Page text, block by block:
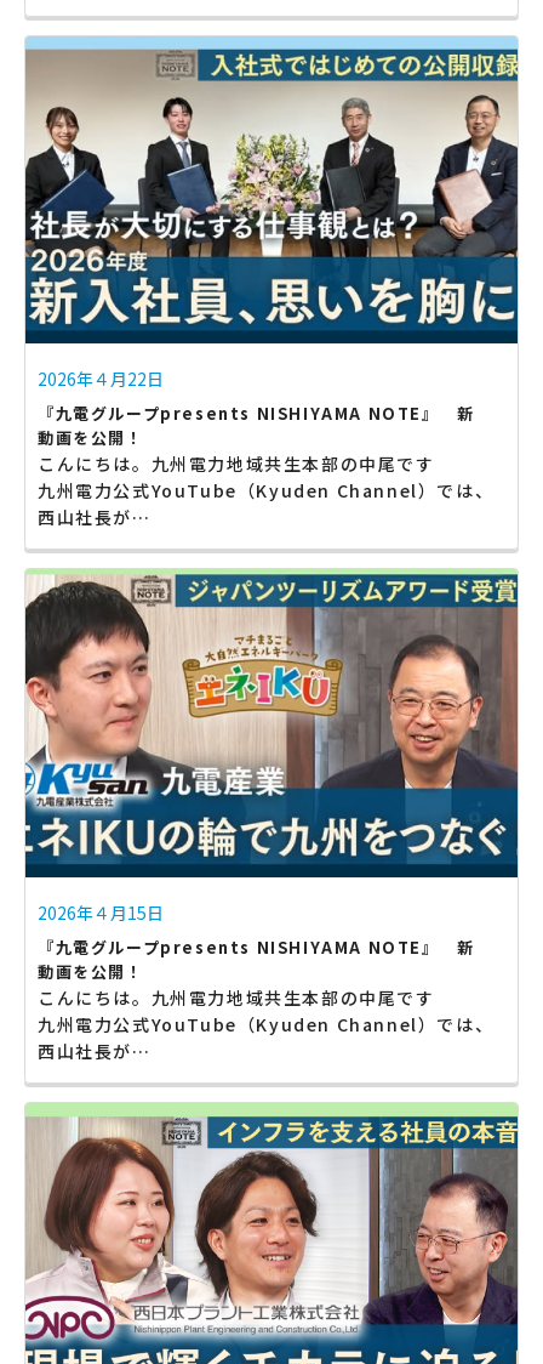
2026年４月22日
『九電グループpresents NISHIYAMA NOTE』 新
動画を公開！
こんにちは。九州電力地域共生本部の中尾です
九州電力公式YouTube（Kyuden Channel）では、
西山社長が…
2026年４月15日
『九電グループpresents NISHIYAMA NOTE』 新
動画を公開！
こんにちは。九州電力地域共生本部の中尾です
九州電力公式YouTube（Kyuden Channel）では、
西山社長が…